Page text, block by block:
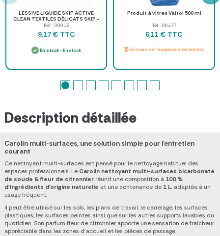
LESSIVE LIQUIDE SKIP ACTIVE
CLEAN TEXTILES DÉLICATS SKIP -
lot de 2 bouteilles
Réf : 00013
9,17 € TTC
En stock - En stock
Produit à vitres Vaitol 500 ml
Réf : 06477
6,11 € TTC
En cours de réapprovisionnement
Description détaillée
Carolin multi-surfaces, une solution simple pour l'entretien
courant
Ce nettoyant multi-surfaces est pensé pour le nettoyage habituel des
espaces professionnels. Le Carolin nettoyant multi-surfaces bicarbonate
de soude & fleur de citronnier réunit une composition à 100 %
d'ingrédients d'origine naturelle et une contenance de 1 L, adaptée à un
usage fréquent.
Il peut être utilisé sur les sols, les plans de travail, le carrelage, les surfaces
plastiques, les surfaces peintes ainsi que sur les autres supports lavables du
quotidien. Son parfum fleur de citronnier apporte une sensation de fraîcheur
appréciable dans les zones d'accueil et les pièces de passage.